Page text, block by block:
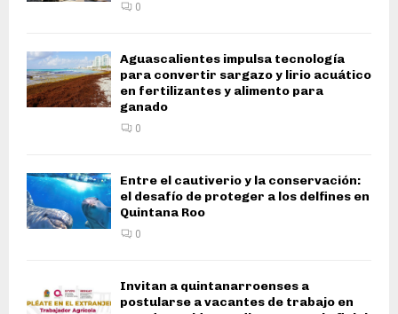
0
Aguascalientes impulsa tecnología
para convertir sargazo y lirio acuático
en fertilizantes y alimento para
ganado
0
Entre el cautiverio y la conservación:
el desafío de proteger a los delfines en
Quintana Roo
0
Invitan a quintanarroenses a
postularse a vacantes de trabajo en